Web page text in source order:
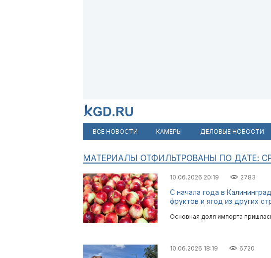
ВСЕ НОВОСТИ КАМЕРЫ ДЕЛОВЫЕ НОВОСТИ
МАТЕРИАЛЫ ОТФИЛЬТРОВАНЫ ПО ДАТЕ:
10.06.2026 20:19 2783
С начала года в
фруктов и ягод из других
Основная доля импорта
10.06.2026 18:19 6720